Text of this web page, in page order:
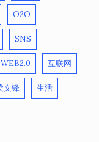
O2O
SNS
WEB2.0 互联网
文锋 生活